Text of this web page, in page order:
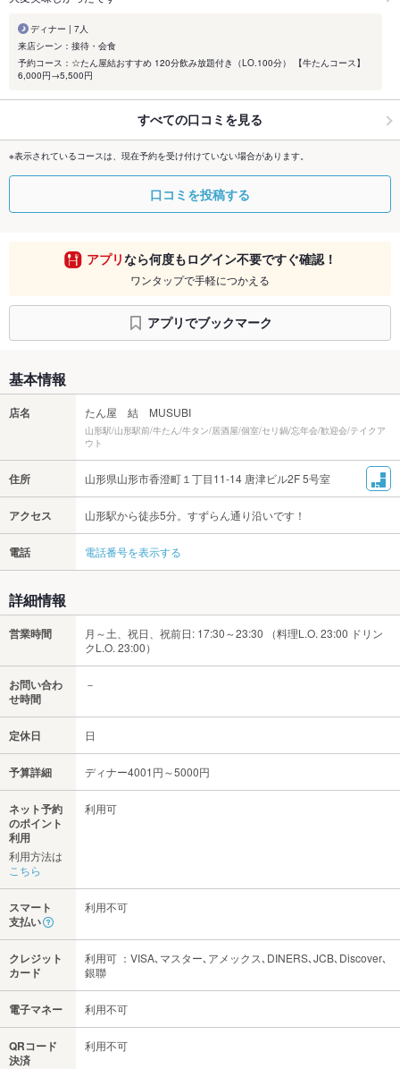
ディナー | 7人
来店シーン：接待・会食
予約コース：☆たん屋結おすすめ 120分飲み放題付き（LO.100分） 【牛たんコース】
6,000円→5,500円
すべての口コミを見る
※表示されているコースは、現在予約を受け付けていない場合があります。
口コミを投稿する
アプリなら何度もログイン不要ですぐ確認！
ワンタップで手軽につかえる
アプリでブックマーク
基本情報
店名 たん屋 結 MUSUBI
山形駅/山形駅前/牛たん/牛タン/居酒屋/個室/セリ鍋/忘年会/歓迎会/テイクア
ウト
住所 山形県山形市香澄町１丁目11‐14 唐津ビル2F 5号室
アクセス 山形駅から徒歩5分。すずらん通り沿いです！
電話 電話番号を表示する
詳細情報
営業時間
月～土、祝日、祝前日: 17:30～23:30 （料理L.O. 23:00 ドリン
クL.O. 23:00）
お問い合わ
せ時間
－
定休日 日
予算詳細 ディナー4001円～5000円
ネット予約
のポイント
利用
利用方法は
こちら
利用可
スマート
支払い
利用不可
クレジット
カード
利用可 ：VISA､マスター､アメックス､DINERS､JCB､Discover､
銀聯
電子マネー 利用不可
QRコード
決済
利用不可